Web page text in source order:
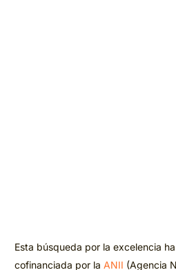
Esta búsqueda por la excelencia
cofinanciada por la ANII (Agencia